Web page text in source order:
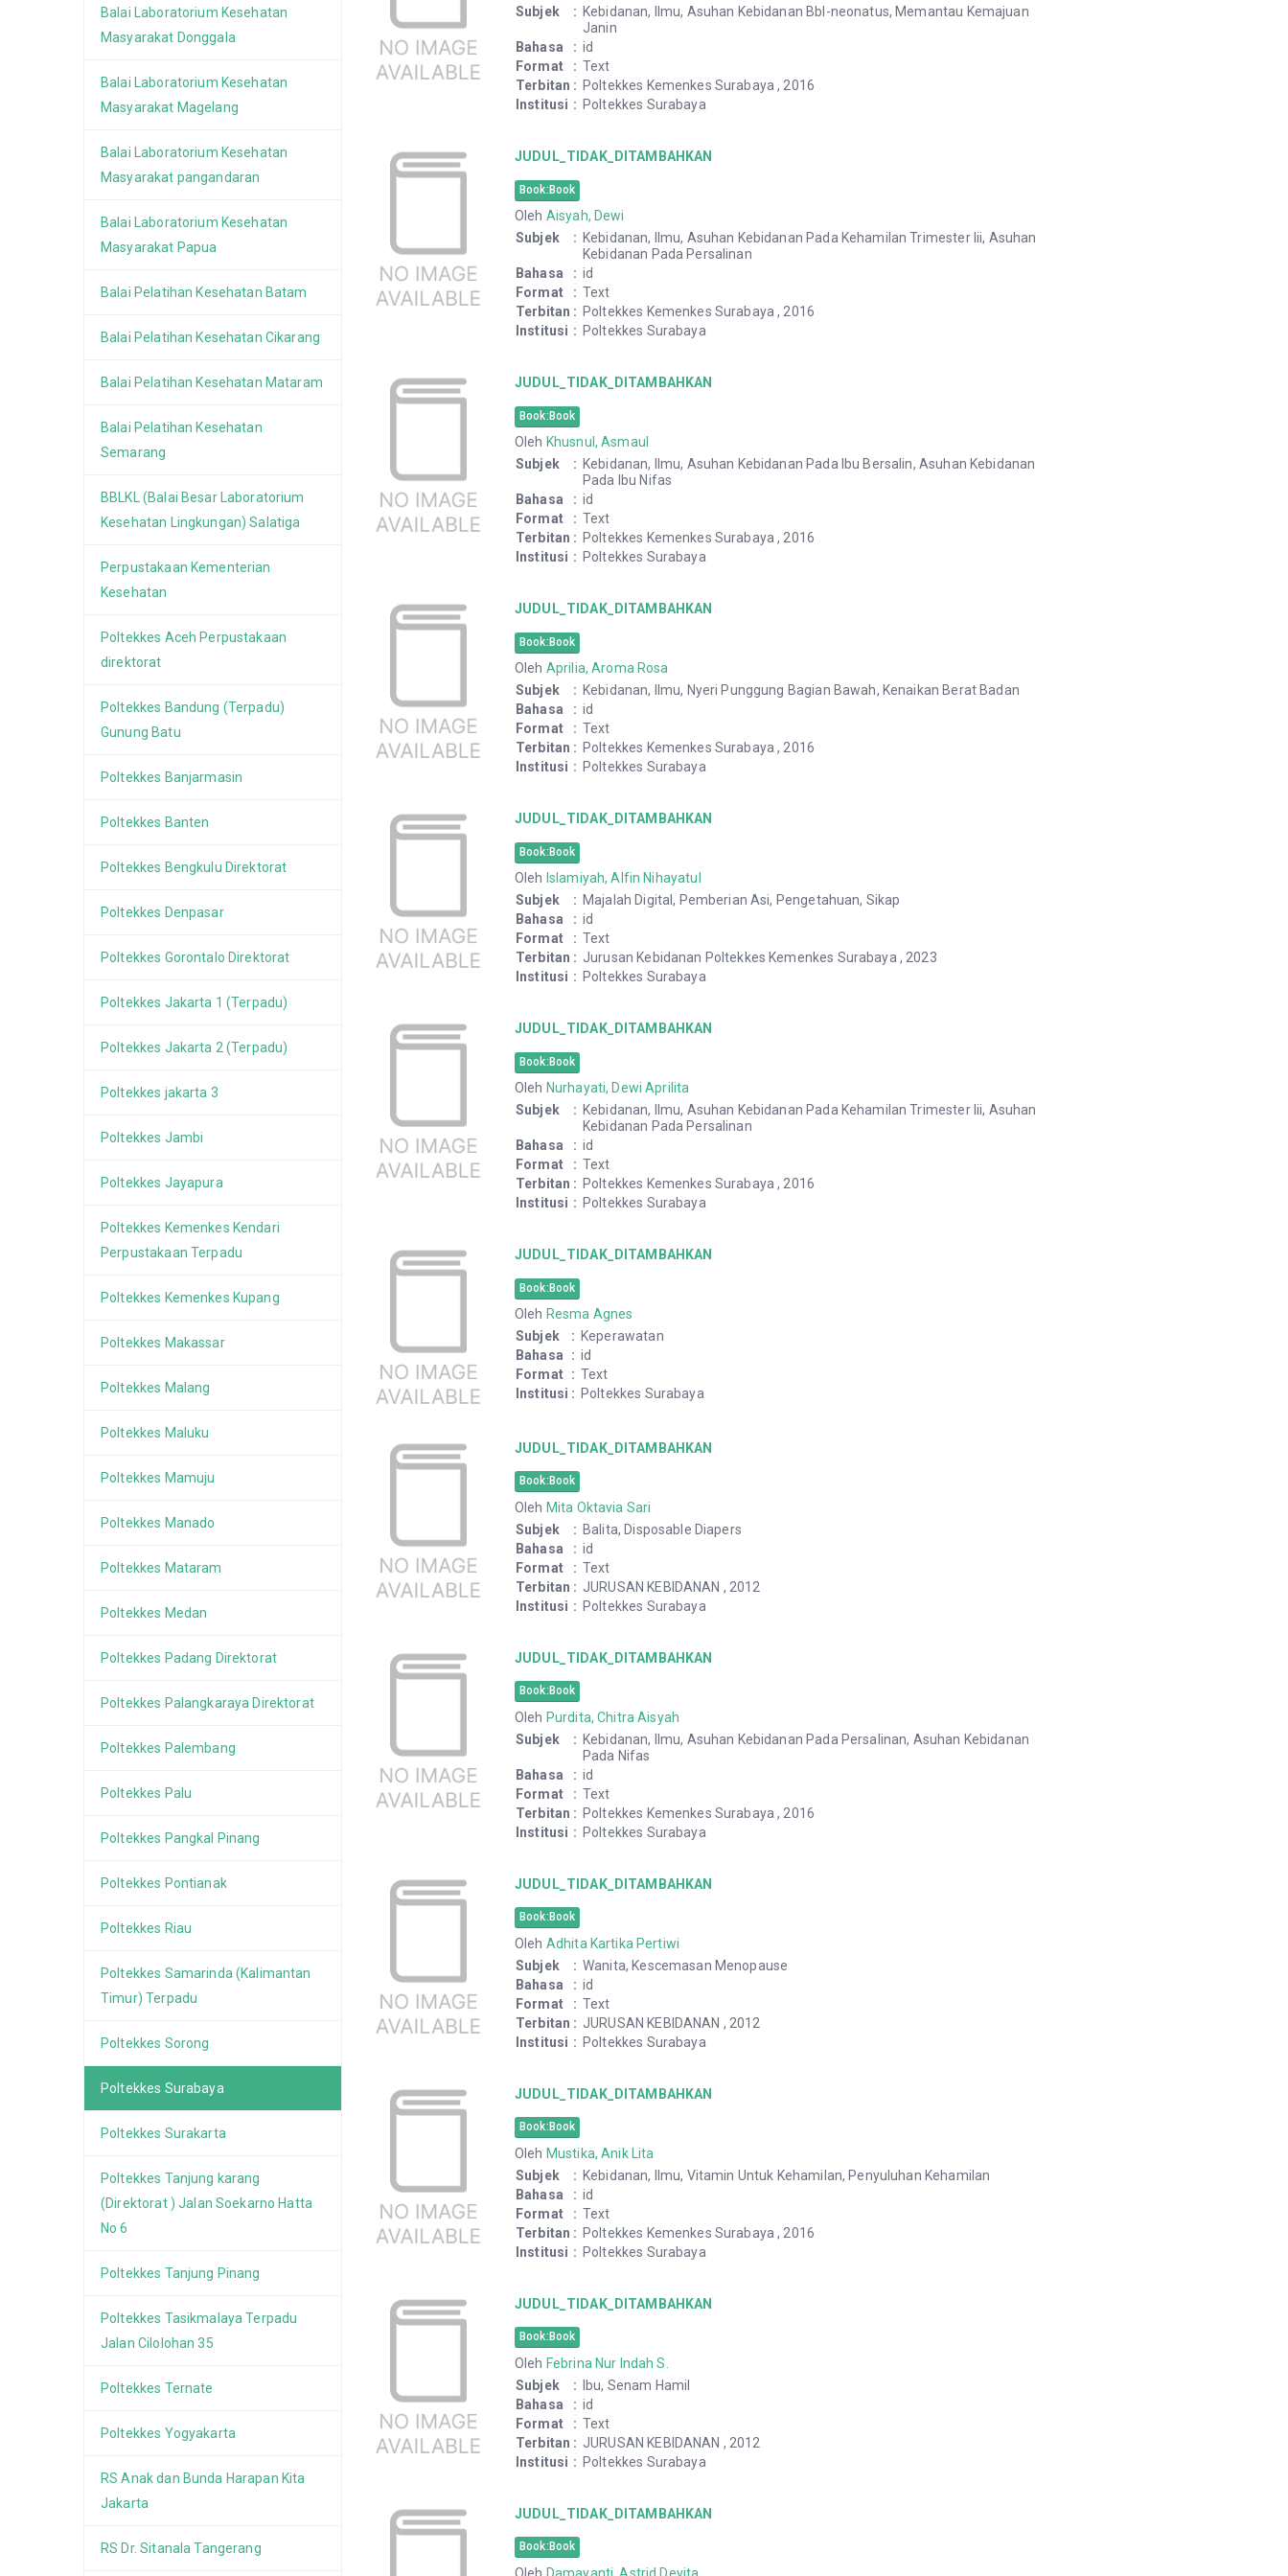
Balai Laboratorium Kesehatan
Masyarakat Donggala
Balai Laboratorium Kesehatan
Masyarakat Magelang
Balai Laboratorium Kesehatan
Masyarakat pangandaran
Balai Laboratorium Kesehatan
Masyarakat Papua
Balai Pelatihan Kesehatan Batam
Balai Pelatihan Kesehatan Cikarang
Balai Pelatihan Kesehatan Mataram
Balai Pelatihan Kesehatan
Semarang
BBLKL (Balai Besar Laboratorium
Kesehatan Lingkungan) Salatiga
Perpustakaan Kementerian
Kesehatan
Poltekkes Aceh Perpustakaan
direktorat
Poltekkes Bandung (Terpadu)
Gunung Batu
Poltekkes Banjarmasin
Poltekkes Banten
Poltekkes Bengkulu Direktorat
Poltekkes Denpasar
Poltekkes Gorontalo Direktorat
Poltekkes Jakarta 1 (Terpadu)
Poltekkes Jakarta 2 (Terpadu)
Poltekkes jakarta 3
Poltekkes Jambi
Poltekkes Jayapura
Poltekkes Kemenkes Kendari
Perpustakaan Terpadu
Poltekkes Kemenkes Kupang
Poltekkes Makassar
Poltekkes Malang
Poltekkes Maluku
Poltekkes Mamuju
Poltekkes Manado
Poltekkes Mataram
Poltekkes Medan
Poltekkes Padang Direktorat
Poltekkes Palangkaraya Direktorat
Poltekkes Palembang
Poltekkes Palu
Poltekkes Pangkal Pinang
Poltekkes Pontianak
Poltekkes Riau
Poltekkes Samarinda (Kalimantan
Timur) Terpadu
Poltekkes Sorong
Poltekkes Surabaya
Poltekkes Surakarta
Poltekkes Tanjung karang
(Direktorat ) Jalan Soekarno Hatta
No 6
Poltekkes Tanjung Pinang
Poltekkes Tasikmalaya Terpadu
Jalan Cilolohan 35
Poltekkes Ternate
Poltekkes Yogyakarta
RS Anak dan Bunda Harapan Kita
Jakarta
RS Dr. Sitanala Tangerang
Subjek : Kebidanan, Ilmu, Asuhan Kebidanan Bbl-neonatus, Memantau Kemajuan
Janin
Bahasa
: id
Format
: Text
Terbitan : Poltekkes Kemenkes Surabaya , 2016
Institusi : Poltekkes Surabaya
JUDUL_TIDAK_DITAMBAHKAN
Book:Book
Oleh Aisyah, Dewi
Subjek
: Kebidanan, Ilmu, Asuhan Kebidanan Pada Kehamilan Trimester Iii, Asuhan
Kebidanan Pada Persalinan
Bahasa
: id
Format
: Text
Terbitan : Poltekkes Kemenkes Surabaya , 2016
Institusi : Poltekkes Surabaya
JUDUL_TIDAK_DITAMBAHKAN
Book:Book
Oleh Khusnul, Asmaul
Subjek
: Kebidanan, Ilmu, Asuhan Kebidanan Pada Ibu Bersalin, Asuhan Kebidanan
Pada Ibu Nifas
Bahasa
: id
Format
: Text
Terbitan : Poltekkes Kemenkes Surabaya , 2016
Institusi : Poltekkes Surabaya
JUDUL_TIDAK_DITAMBAHKAN
Book:Book
Oleh Aprilia, Aroma Rosa
Subjek
: Kebidanan, Ilmu, Nyeri Punggung Bagian Bawah, Kenaikan Berat Badan
Bahasa
: id
Format
: Text
Terbitan : Poltekkes Kemenkes Surabaya , 2016
Institusi : Poltekkes Surabaya
JUDUL_TIDAK_DITAMBAHKAN
Book:Book
Oleh Islamiyah, Alfin Nihayatul
Subjek
: Majalah Digital, Pemberian Asi, Pengetahuan, Sikap
Bahasa
: id
Format
: Text
Terbitan : Jurusan Kebidanan Poltekkes Kemenkes Surabaya , 2023
Institusi : Poltekkes Surabaya
JUDUL_TIDAK_DITAMBAHKAN
Book:Book
Oleh Nurhayati, Dewi Aprilita
Subjek
: Kebidanan, Ilmu, Asuhan Kebidanan Pada Kehamilan Trimester Iii, Asuhan
Kebidanan Pada Persalinan
Bahasa
: id
Format
: Text
Terbitan : Poltekkes Kemenkes Surabaya , 2016
Institusi : Poltekkes Surabaya
JUDUL_TIDAK_DITAMBAHKAN
Book:Book
Oleh Resma Agnes
Subjek
: Keperawatan
Bahasa
: id
Format : Text
Institusi : Poltekkes Surabaya
JUDUL_TIDAK_DITAMBAHKAN
Book:Book
Oleh Mita Oktavia Sari
Subjek
: Balita, Disposable Diapers
Bahasa
: id
Format
: Text
Terbitan : JURUSAN KEBIDANAN , 2012
Institusi : Poltekkes Surabaya
JUDUL_TIDAK_DITAMBAHKAN
Book:Book
Oleh Purdita, Chitra Aisyah
Subjek
: Kebidanan, Ilmu, Asuhan Kebidanan Pada Persalinan, Asuhan Kebidanan
Pada Nifas
Bahasa
: id
Format
: Text
Terbitan : Poltekkes Kemenkes Surabaya , 2016
Institusi : Poltekkes Surabaya
JUDUL_TIDAK_DITAMBAHKAN
Book:Book
Oleh Adhita Kartika Pertiwi
Subjek
: Wanita, Kescemasan Menopause
Bahasa
: id
Format
: Text
Terbitan : JURUSAN KEBIDANAN , 2012
Institusi : Poltekkes Surabaya
JUDUL_TIDAK_DITAMBAHKAN
Book:Book
Oleh Mustika, Anik Lita
Subjek
: Kebidanan, Ilmu, Vitamin Untuk Kehamilan, Penyuluhan Kehamilan
Bahasa
: id
Format
: Text
Terbitan : Poltekkes Kemenkes Surabaya , 2016
Institusi : Poltekkes Surabaya
JUDUL_TIDAK_DITAMBAHKAN
Book:Book
Oleh Febrina Nur Indah S.
Subjek
:
Ibu, Senam Hamil
Bahasa
: id
Format
: Text
Terbitan : JURUSAN KEBIDANAN , 2012
Institusi : Poltekkes Surabaya
JUDUL_TIDAK_DITAMBAHKAN
Book:Book